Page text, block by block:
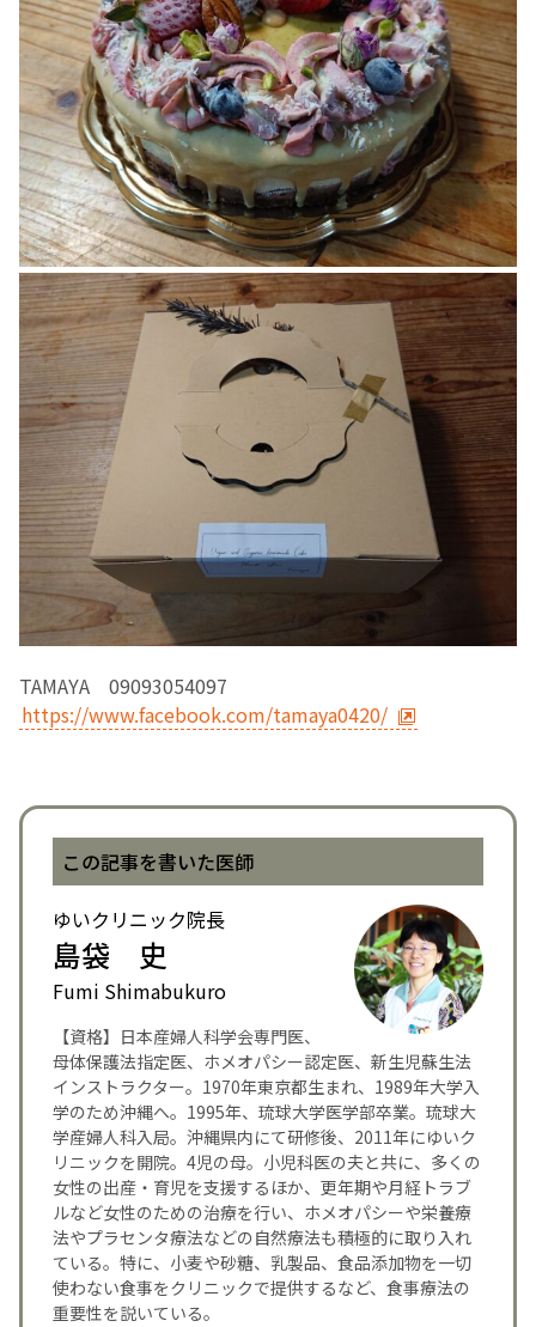
TAMAYA 09093054097
https://www.facebook.com/tamaya0420/
この記事を書いた医師
ゆいクリニック院長
島袋 史
Fumi Shimabukuro
【資格】日本産婦人科学会専門医、
母体保護法指定医、ホメオパシー認定医、新生児蘇生法
インストラクター。1970年東京都生まれ、1989年大学入
学のため沖縄へ。1995年、琉球大学医学部卒業。琉球大
学産婦人科入局。沖縄県内にて研修後、2011年にゆいク
リニックを開院。4児の母。小児科医の夫と共に、多くの
女性の出産・育児を支援するほか、更年期や月経トラブ
ルなど女性のための治療を行い、ホメオパシーや栄養療
法やプラセンタ療法などの自然療法も積極的に取り入れ
ている。特に、小麦や砂糖、乳製品、食品添加物を一切
使わない食事をクリニックで提供するなど、食事療法の
重要性を説いている。